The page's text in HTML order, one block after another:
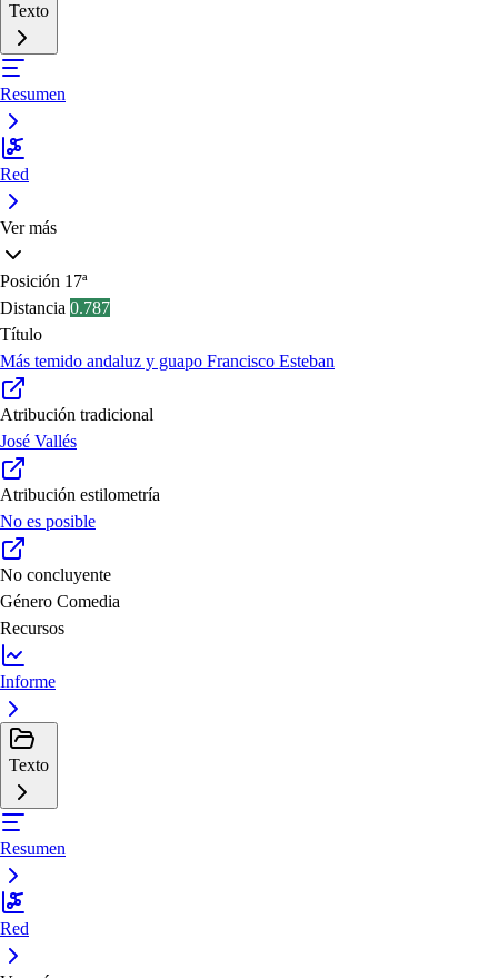
Texto
Resumen
Red
Ver más
Posición 17ª
Distancia 0.787
Título
Más temido andaluz y guapo Francisco Esteban
Atribución tradicional
José Vallés
Atribución estilometría
No es posible
No concluyente
Género Comedia
Recursos
Informe
Texto
Resumen
Red